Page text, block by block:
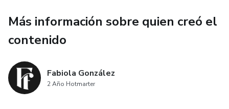
- Aplicación del Efecto Humo con Acrílico
- Degradado con Esmalte en Gel
- Aplicación correcto de la Base Rubber y el Esmalte en
Gel
Más información sobre quien creó el
contenido
Fabiola González
2 Año Hotmarter